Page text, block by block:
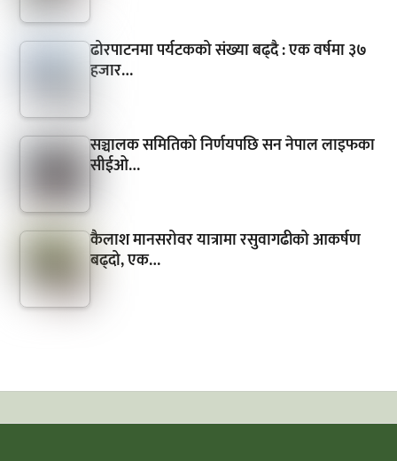
ढोरपाटनमा पर्यटकको संख्या बढ्दै : एक वर्षमा ३७
हजार…
सञ्चालक समितिको निर्णयपछि सन नेपाल लाइफका
सीईओ…
कैलाश मानसरोवर यात्रामा रसुवागढीको आकर्षण
बढ्दो, एक…